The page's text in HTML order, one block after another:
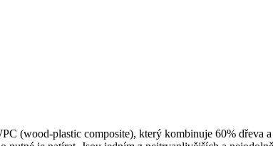
(wood-plastic composite), který kombinuje 60% dřeva